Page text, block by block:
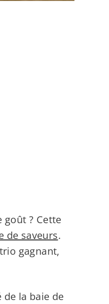
goût ? Cette
de saveurs.
gagnant,
de la baie de